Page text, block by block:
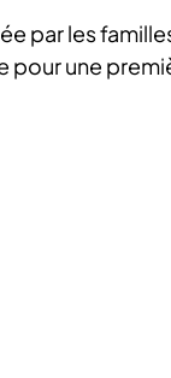
par les
pour une